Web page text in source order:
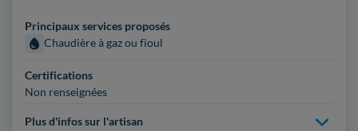
Principaux services proposés
Chaudière à gaz ou fioul
Certifications
Non renseignées
Plus d'infos sur l'artisan